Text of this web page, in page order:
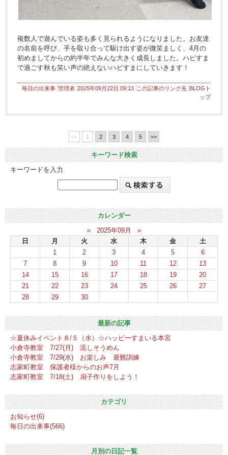
複数人で遊んでいる姿も多く見られるようになりました。お友達
の名前を呼び、手を取り合って駆け出す姿が微笑ましく、4月の
初めましてからの約半年でみんな大きく成長しました。ハピすま
で過ごす秋も笑い声の絶えないハピすまにしていきます！
毎日の出来事 管理者 2025年09月22日 09:13 この記事のリンク先 BLOGト
ップ
<< 1 2 3 4 5 >>
キーワード検索
キーワードを入力
カレンダー
«
2025年09月
»
日
月 火 水 木 金
土
1
2 3 4 5
6
7
8 9 10 11 12
13
14
15 16 17 18 19
20
21
22 23 24 25 26
27
28
29 30
最新の記事
☆夏休みイベント８/５（水）☆ハッピーすまいる本宮
小倉寺教室 7/27(月) 流しそうめん
小倉寺教室 7/29(水) お楽しみ 避難訓練
志家町教室 保護者様からのお声7月
志家町教室 7/18(土) 扇子作りをしよう！
カテゴリ
お知らせ(6)
毎日の出来事(566)
月別の日記一覧